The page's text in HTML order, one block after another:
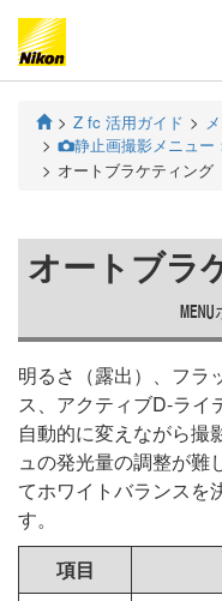
Z fc 活用ガイド
C静止画撮影メニュー
オートブラケティング
オートブラ
G
明るさ（露出）、フラ
ス、アクティブD-ライ
自動的に変えながら撮
ュの発光量の調整が難
てホワイトバランスを
す。
項目